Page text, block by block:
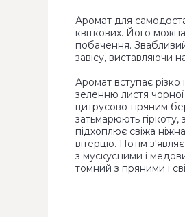
Аромат для
квіткових. Його
побачення.
завісу, виставляючи
Аромат вступає
зеленню листя
цитрусово-пряним
затьмарюють
підхоплює свіжа
вітерцю. Потім
з мускусними і
томний з пряними і